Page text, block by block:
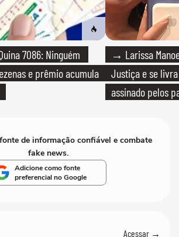
7086: Ninguém
e prêmio acumula
→ Larissa
Justiça e se
assinado pelos
de informação confiável e combate
fake news.
Adicione como fonte
preferencial no Google
Acessar →